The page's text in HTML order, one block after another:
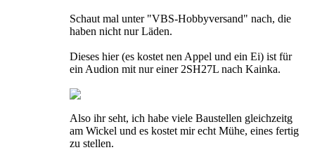
Schaut mal unter "VBS-Hobbyversand" nach, die
haben nicht nur Läden.
Dieses hier (es kostet nen Appel und ein Ei) ist für
ein Audion mit nur einer 2SH27L nach Kainka.
Also ihr seht, ich habe viele Baustellen gleichzeitg
am Wickel und es kostet mir echt Mühe, eines fertig
zu stellen.